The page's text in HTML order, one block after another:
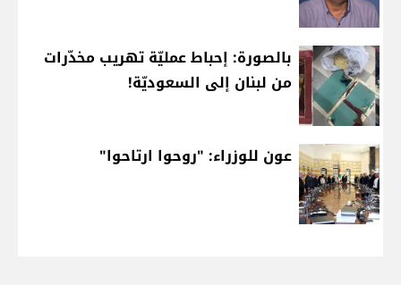
بالصورة: إحباط عمليّة تهريب مخدّرات
من لبنان إلى السعوديّة!
عون للوزراء: "روحوا ارتاحوا"